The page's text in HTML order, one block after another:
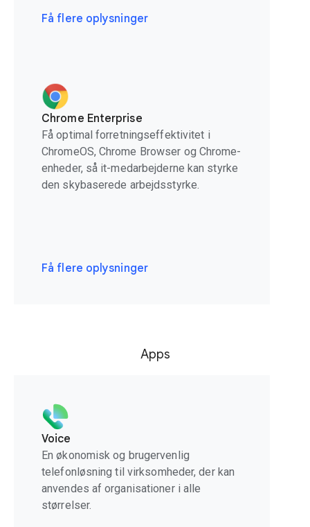
Få flere oplysninger
Chrome Enterprise
Få optimal forretningseffektivitet i
ChromeOS, Chrome Browser og Chrome-
enheder, så it-medarbejderne kan styrke
den skybaserede arbejdsstyrke.
Få flere oplysninger
Apps
Voice
En økonomisk og brugervenlig
telefonløsning til virksomheder, der kan
anvendes af organisationer i alle
størrelser.